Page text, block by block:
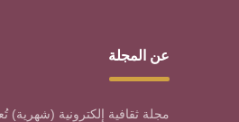
عن المجلة
مجلة ثقافية إلكترونية (شهرية)